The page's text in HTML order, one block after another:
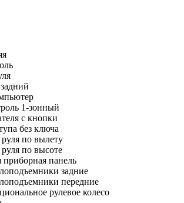
1-зонный
с кнопки
без ключа
по вылету
по высоте
приборная панель
задние
передние
рулевое колесо